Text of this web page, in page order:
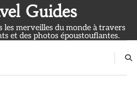
Guides
les merveilles du monde à travers
et des photos époustouflantes.